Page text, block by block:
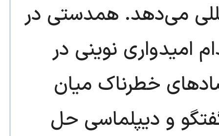
می‌دهد. همدستی در
امیدواری نوینی در
خطرناک میان
و دیپلماسی حل